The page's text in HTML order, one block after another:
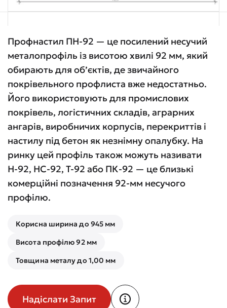
Профнастил ПН-92 — це посилений несучий
металопрофіль із висотою хвилі 92 мм, який
обирають для об’єктів, де звичайного
покрівельного профлиста вже недостатньо.
Його використовують для промислових
покрівель, логістичних складів, аграрних
ангарів, виробничих корпусів, перекриттів і
настилу під бетон як незнімну опалубку. На
ринку цей профіль також можуть називати
Н-92, НС-92, Т-92 або ПК-92 — це близькі
комерційні позначення 92-мм несучого
профілю.
Корисна ширина до 945 мм
Висота профілю 92 мм
Товщина металу до 1,00 мм
Надіслати Запит